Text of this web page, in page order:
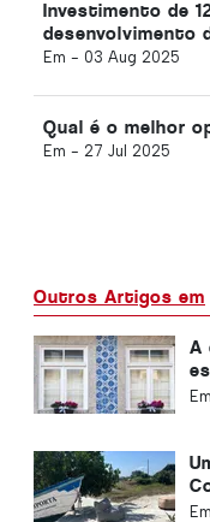
Investimento de
desenvolvimento
Em - 03 Aug 2025
Qual é o melhor
Em - 27 Jul 2025
Outros Artigos em
A